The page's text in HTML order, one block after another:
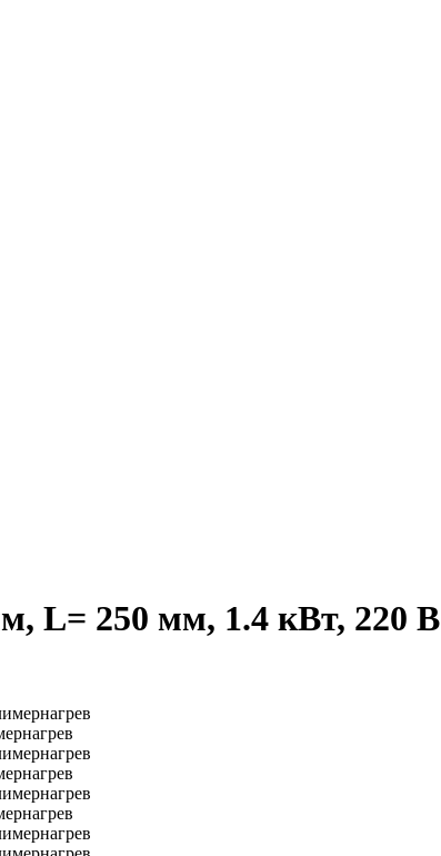
L= 250 мм, 1.4 кВт, 220 В